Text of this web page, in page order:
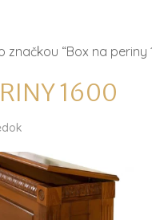
značkou “Box na periny
1600